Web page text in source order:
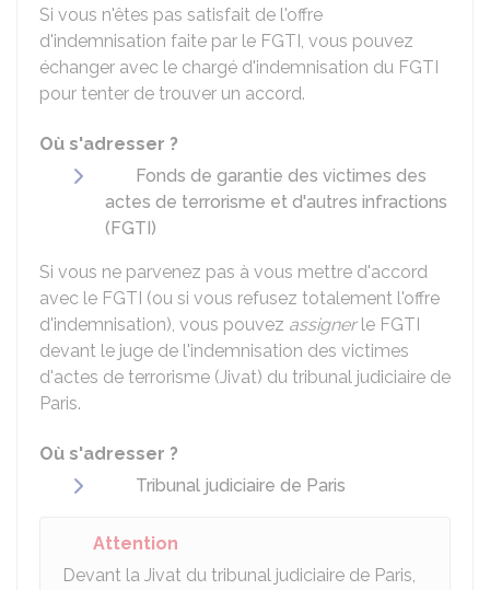
Si vous n'êtes pas satisfait de l'offre
d'indemnisation faite par le FGTI, vous pouvez
échanger avec le chargé d'indemnisation du FGTI
pour tenter de trouver un accord.
Où s'adresser ?
Fonds de garantie des victimes des
actes de terrorisme et d'autres infractions
(FGTI)
Si vous ne parvenez pas à vous mettre d'accord
avec le FGTI (ou si vous refusez totalement l'offre
d'indemnisation), vous pouvez assignerle FGTI
devant le juge de l'indemnisation des victimes
d'actes de terrorisme (Jivat) du tribunal judiciaire de
Paris.
Où s'adresser ?
Tribunal judiciaire de Paris
Attention
Devant la Jivat du tribunal judiciaire de Paris,